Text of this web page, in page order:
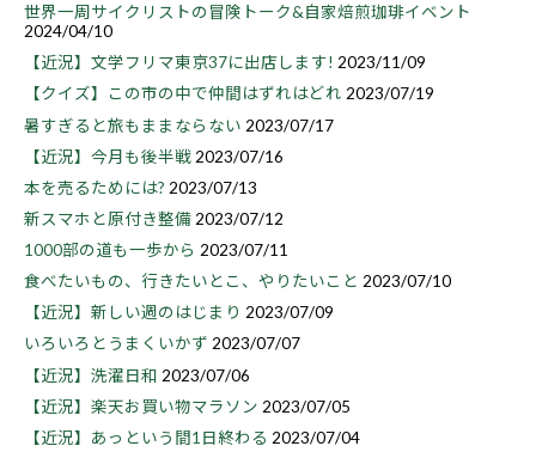
世界一周サイクリストの冒険トーク&自家焙煎珈琲イベント
2024/04/10
【近況】文学フリマ東京37に出店します! 2023/11/09
【クイズ】この市の中で仲間はずれはどれ 2023/07/19
暑すぎると旅もままならない 2023/07/17
【近況】今月も後半戦 2023/07/16
本を売るためには? 2023/07/13
新スマホと原付き整備 2023/07/12
1000部の道も一歩から 2023/07/11
食べたいもの、行きたいとこ、やりたいこと 2023/07/10
【近況】新しい週のはじまり 2023/07/09
いろいろとうまくいかず 2023/07/07
【近況】洗濯日和 2023/07/06
【近況】楽天お買い物マラソン 2023/07/05
【近況】あっという間1日終わる 2023/07/04